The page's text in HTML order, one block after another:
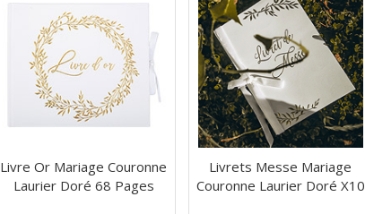
Livre Or Mariage Couronne
Laurier Doré 68 Pages
Livrets Messe Mariage
Couronne Laurier Doré X10